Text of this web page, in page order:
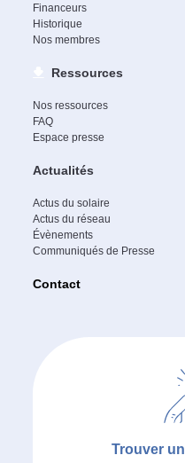
Financeurs
Historique
Nos membres
Ressources
Nos ressources
FAQ
Espace presse
Actualités
Actus du solaire
Actus du réseau
Évènements
Communiqués de Presse
Contact
Trouver un